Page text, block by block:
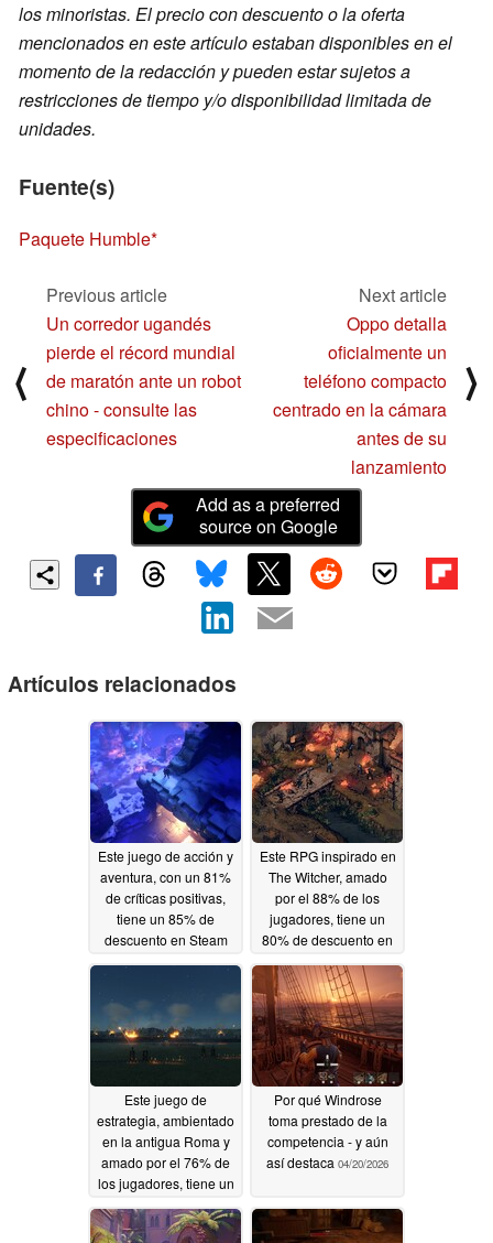
los minoristas. El precio con descuento o la oferta
mencionados en este artículo estaban disponibles en el
momento de la redacción y pueden estar sujetos a
restricciones de tiempo y/o disponibilidad limitada de
unidades.
Fuente(s)
Paquete Humble
⟨
Previous article
Un corredor ugandés
pierde el récord mundial
de maratón ante un robot
chino - consulte las
especificaciones
Next article
Oppo detalla
oficialmente un
teléfono compacto
centrado en la cámara
antes de su
lanzamiento
⟩
Add as a preferred
source on Google
Artículos relacionados
Este juego de acción y
aventura, con un 81%
de críticas positivas,
tiene un 85% de
descuento en Steam
04/28/2026
Este RPG inspirado en
The Witcher, amado
por el 88% de los
jugadores, tiene un
80% de descuento en
Steam04/27/2026
Este juego de
estrategia, ambientado
en la antigua Roma y
amado por el 76% de
los jugadores, tiene un
80% de descuento en
Steam04/21/2026
Por qué Windrose
toma prestado de la
competencia - y aún
así destaca 04/20/2026